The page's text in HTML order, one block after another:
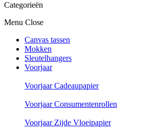
Categorieën
Menu Close
Canvas tassen
Mokken
Sleutelhangers
Voorjaar
Voorjaar Cadeaupapier
Voorjaar Consumentenrollen
Voorjaar Zijde Vloeipapier